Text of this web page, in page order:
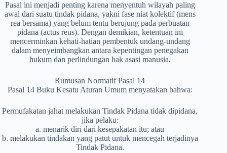
Pasal ini menjadi penting karena menyentuh wilayah paling
awal dari suatu tindak pidana, yakni fase niat kolektif (mens
rea bersama) yang belum tentu berujung pada perbuatan
pidana (actus reus). Dengan demikian, ketentuan ini
mencerminkan kehati-hatian pembentuk undang-undang
dalam menyeimbangkan antara kepentingan penegakan
hukum dan perlindungan hak asasi manusia.
Rumusan Normatif Pasal 14
Pasal 14 Buku Kesatu Aturan Umum menyatakan bahwa:
Permufakatan jahat melakukan Tindak Pidana tidak dipidana,
jika pelaku:
a. menarik diri dari kesepakatan itu; atau
b. melakukan tindakan yang patut untuk mencegah terjadinya
Tindak Pidana.